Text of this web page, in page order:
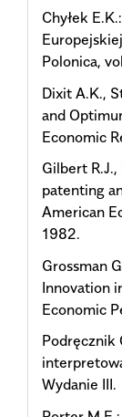
Chyłek
Polonica,
Dixit A.K.,
and
Economic
Gilbert
patenting
American
1982.
Grossman
Innovation
Economic
Podręcznik
Wydanie III.